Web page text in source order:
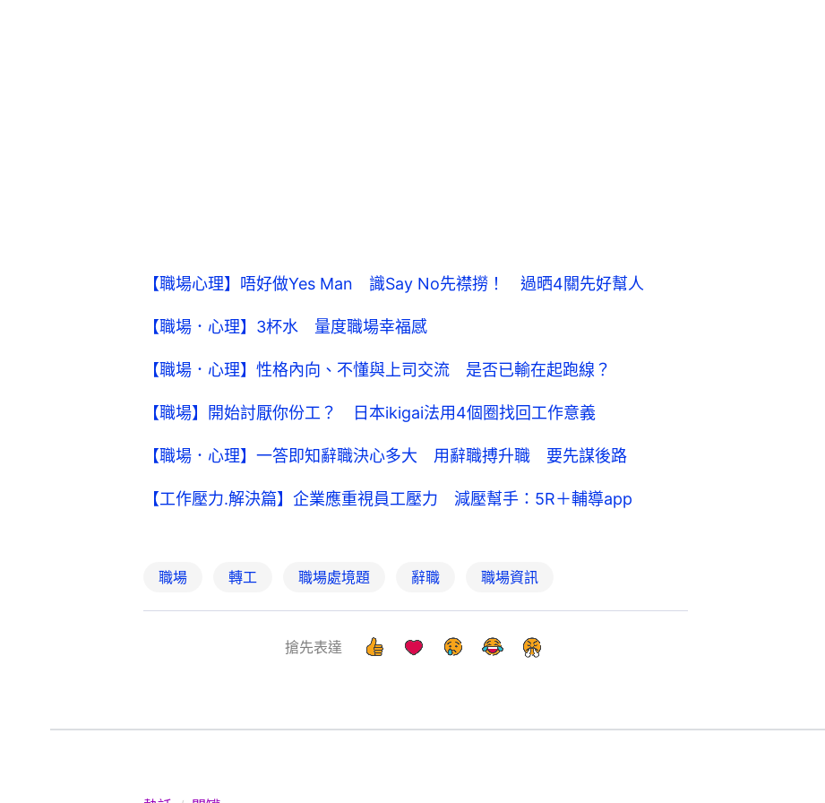
【職場心理】唔好做Yes Man 識Say No先襟撈！ 過晒4關先好幫人
【職場．心理】3杯水 量度職場幸福感
【職場．心理】性格內向、不懂與上司交流 是否已輸在起跑線？
【職場】開始討厭你份工？ 日本ikigai法用4個圈找回工作意義
【職場．心理】一答即知辭職決心多大 用辭職搏升職 要先謀後路
【工作壓力.解決篇】企業應重視員工壓力 減壓幫手：5R＋輔導app
職場 轉工 職場處境題 辭職 職場資訊
搶先表達